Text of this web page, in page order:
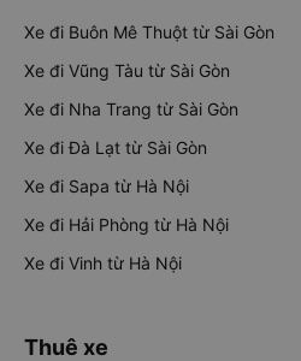
Xe đi Buôn Mê Thuột từ Sài Gòn
Xe đi Vũng Tàu từ Sài Gòn
Xe đi Nha Trang từ Sài Gòn
Xe đi Đà Lạt từ Sài Gòn
Xe đi Sapa từ Hà Nội
Xe đi Hải Phòng từ Hà Nội
Xe đi Vinh từ Hà Nội
Thuê xe